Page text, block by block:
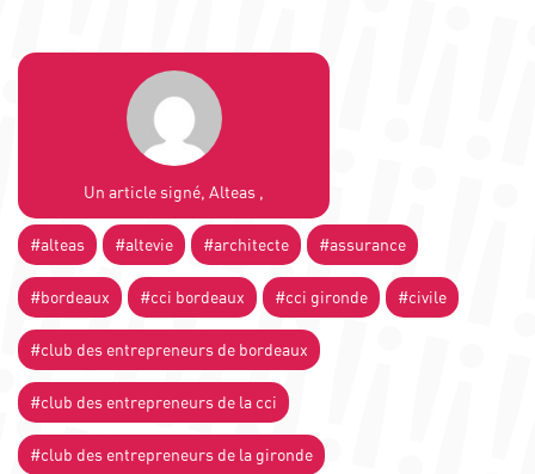
Un article signé, Alteas ,
#alteas #altevie #architecte #assurance
#bordeaux #cci bordeaux #cci gironde #civile
#club des entrepreneurs de bordeaux
#club des entrepreneurs de la cci
#club des entrepreneurs de la gironde